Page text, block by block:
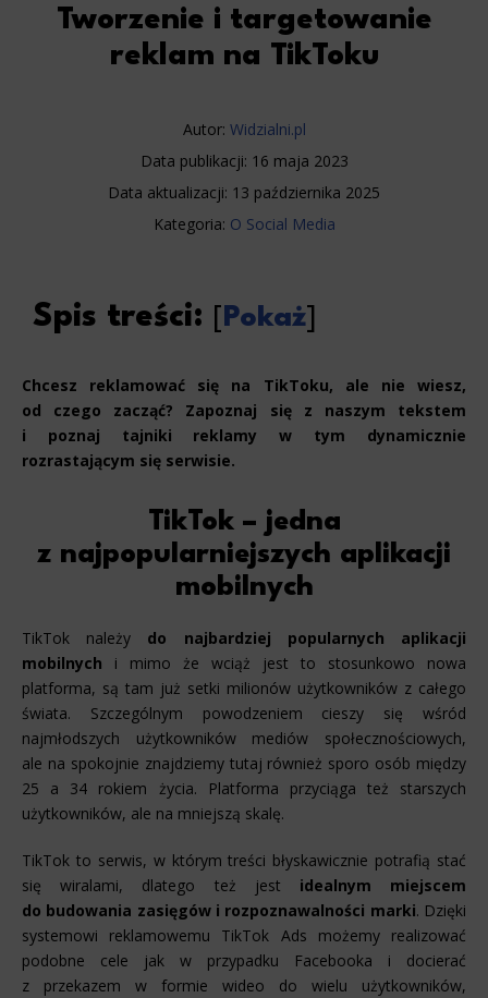
Tworzenie i targetowanie
reklam na TikToku
Autor: Widzialni.pl
Data publikacji: 16 maja 2023
Data aktualizacji: 13 października 2025
Kategoria: O Social Media
Spis treści: Pokaż
Chcesz reklamować się na TikToku, ale nie wiesz,
od czego zacząć? Zapoznaj się z naszym tekstem
i poznaj tajniki reklamy w tym dynamicznie
rozrastającym się serwisie.
TikTok – jedna
z najpopularniejszych aplikacji
mobilnych
TikTok należy do najbardziej popularnych aplikacji
mobilnych i mimo że wciąż jest to stosunkowo nowa
platforma, są tam już setki milionów użytkowników z całego
świata. Szczególnym powodzeniem cieszy się wśród
najmłodszych użytkowników mediów społecznościowych,
ale na spokojnie znajdziemy tutaj również sporo osób między
25 a 34 rokiem życia. Platforma przyciąga też starszych
użytkowników, ale na mniejszą skalę.
TikTok to serwis, w którym treści błyskawicznie potrafią stać
się wiralami, dlatego też jest idealnym miejscem
do budowania zasięgów i rozpoznawalności marki. Dzięki
systemowi reklamowemu TikTok Ads możemy realizować
podobne cele jak w przypadku Facebooka i docierać
z przekazem w formie wideo do wielu użytkowników,